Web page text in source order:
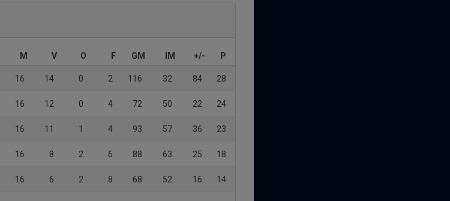
M V O F GM IM +/- P
16 14 0 2 116 32 84 28
16 12 0 4 72 50 22 24
16 11 1 4 93 57 36 23
16 8 2 6 88 63 25 18
16 6 2 8 68 52 16 14